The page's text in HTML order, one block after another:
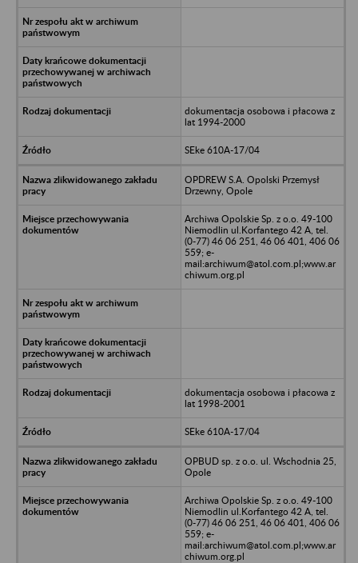
dokumentacja osobowa i płacowa z
lat 1994-2000
SEke 610A-17/04
OPDREW S.A. Opolski Przemysł
Drzewny, Opole
Archiwa Opolskie Sp. z o.o. 49-100
Niemodlin ul.Korfantego 42 A, tel.
(0-77) 46 06 251, 46 06 401, 406 06
559; e-
mail:archiwum@atol.com.pl;www.ar
chiwum.org.pl
dokumentacja osobowa i płacowa z
lat 1998-2001
SEke 610A-17/04
OPBUD sp. z o.o. ul. Wschodnia 25,
Opole
Archiwa Opolskie Sp. z o.o. 49-100
Niemodlin ul.Korfantego 42 A, tel.
(0-77) 46 06 251, 46 06 401, 406 06
559; e-
mail:archiwum@atol.com.pl;www.ar
chiwum.org.pl